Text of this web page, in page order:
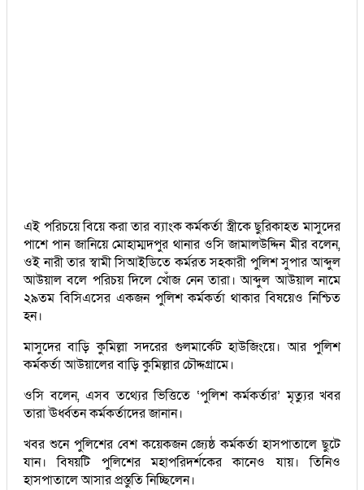
এই পরিচয়ে বিয়ে করা তার ব্যাংক কর্মকর্তা স্ত্রীকে ছুরিকাহত মাসুদের
পাশে পান জানিয়ে মোহাম্মদপুর থানার ওসি জামালউদ্দিন মীর বলেন,
ওই নারী তার স্বামী সিআইডিতে কর্মরত সহকারী পুলিশ সুপার আব্দুল
আউয়াল বলে পরিচয় দিলে খোঁজ নেন তারা। আব্দুল আউয়াল নামে
২৯তম বিসিএসের একজন পুলিশ কর্মকর্তা থাকার বিষয়েও নিশ্চিত
হন।
মাসুদের বাড়ি কুমিল্লা সদরের গুলমার্কেট হাউজিংয়ে। আর পুলিশ
কর্মকর্তা আউয়ালের বাড়ি কুমিল্লার চৌদ্দগ্রামে।
ওসি বলেন, এসব তথ্যের ভিত্তিতে ‘পুলিশ কর্মকর্তার’ মৃত্যুর খবর
তারা ঊর্ধ্বতন কর্মকর্তাদের জানান।
খবর শুনে পুলিশের বেশ কয়েকজন জ্যেষ্ঠ কর্মকর্তা হাসপাতালে ছুটে
যান। বিষয়টি পুলিশের মহাপরিদর্শকের কানেও যায়। তিনিও
হাসপাতালে আসার প্রস্তুতি নিচ্ছিলেন।